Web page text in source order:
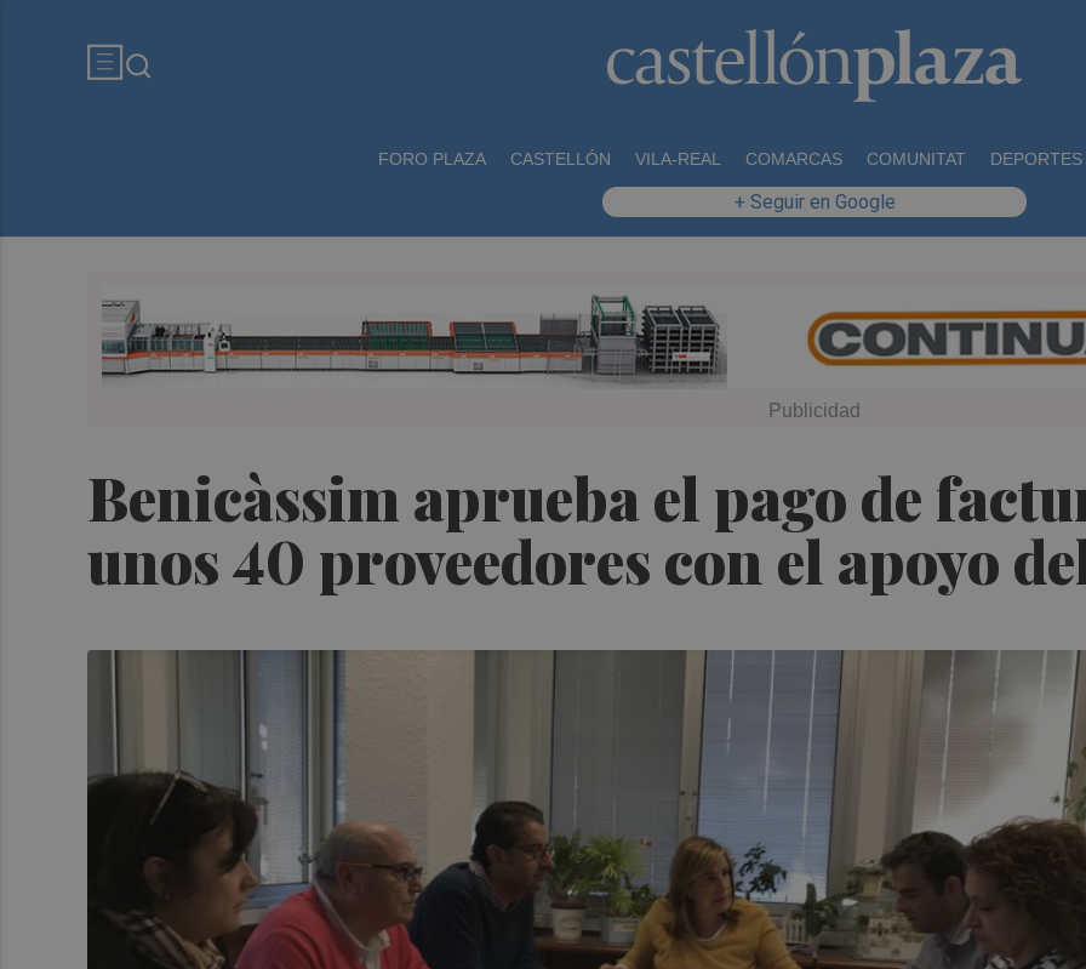
FORO PLAZA CASTELLÓN VILA-REAL COMARCAS COMUNITAT DEPORTES
+ Seguir en Google
Benicàssim aprueba el pago de
unos 40 proveedores con el apoyo